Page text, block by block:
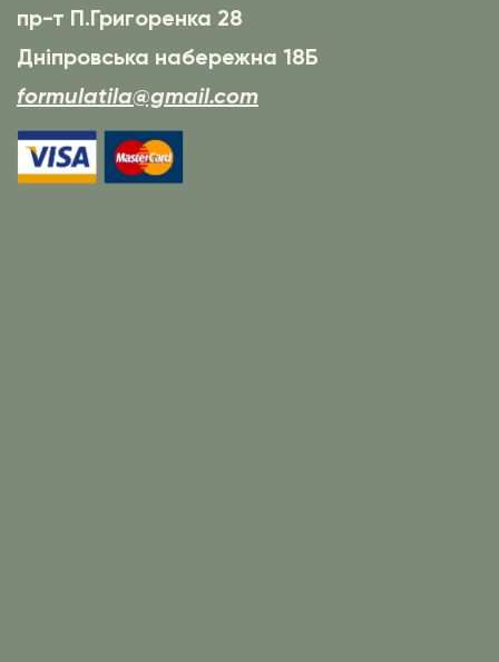
пр-т П.Григоренка 28
Дніпровська набережна 18Б
formulatila@gmail.com